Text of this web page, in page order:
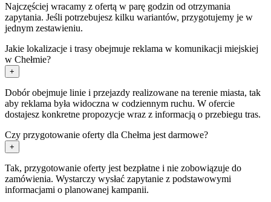
Najczęściej wracamy z ofertą w parę godzin od otrzymania
zapytania. Jeśli potrzebujesz kilku wariantów, przygotujemy je w
jednym zestawieniu.
Jakie lokalizacje i trasy obejmuje reklama w komunikacji miejskiej
w Chełmie?
+
Dobór obejmuje linie i przejazdy realizowane na terenie miasta, tak
aby reklama była widoczna w codziennym ruchu. W ofercie
dostajesz konkretne propozycje wraz z informacją o przebiegu tras.
Czy przygotowanie oferty dla Chełma jest darmowe?
+
Tak, przygotowanie oferty jest bezpłatne i nie zobowiązuje do
zamówienia. Wystarczy wysłać zapytanie z podstawowymi
informacjami o planowanej kampanii.